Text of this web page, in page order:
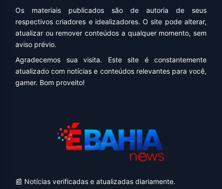
Os materiais publicados são de autoria de seus
respectivos criadores e idealizadores. O site pode alterar,
atualizar ou remover conteúdos a qualquer momento, sem
aviso prévio.
Agradecemos sua visita. Este site é constantemente
atualizado com notícias e conteúdos relevantes para você,
gamer. Bom proveito!
📰 Notícias verificadas e atualizadas diariamente.